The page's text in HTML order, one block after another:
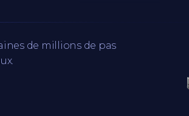
de millions de pas